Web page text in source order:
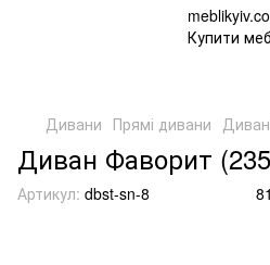
Дивани Прямі дивани
Диван Фаворит
Артикул: dbst-sn-8